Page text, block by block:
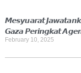
𝙈𝙚𝙨𝙮𝙪𝙖𝙧𝙖𝙩
𝙂𝙖𝙯𝙖 𝙋𝙚𝙧𝙞𝙣𝙜𝙠𝙖𝙩
February 10, 2025